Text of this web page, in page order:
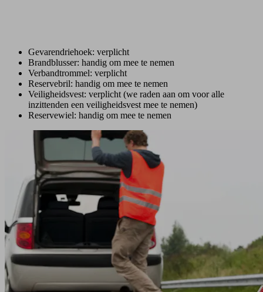
Gevarendriehoek: verplicht
Brandblusser: handig om mee te nemen
Verbandtrommel: verplicht
Reservebril: handig om mee te nemen
Veiligheidsvest: verplicht (we raden aan om voor alle
inzittenden een veiligheidsvest mee te nemen)
Reservewiel: handig om mee te nemen